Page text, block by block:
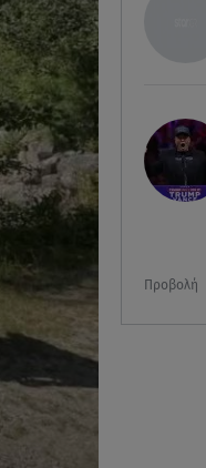
Προβολή